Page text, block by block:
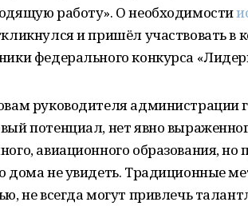
работу». О необходимости
и пришёл участвовать в
федерального конкурса
руководителя администрации
потенциал, нет явно
авиационного образования,
дома не увидеть. Традиционные
не всегда могут привлечь